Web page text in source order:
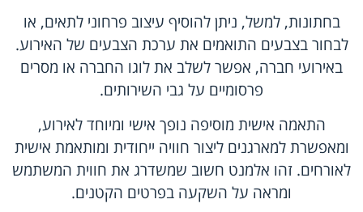
בחתונות, למשל, ניתן להוסיף עיצוב פרחוני לתאים, או
לבחור בצבעים התואמים את ערכת הצבעים של האירוע.
באירועי חברה, אפשר לשלב את לוגו החברה או מסרים
פרסומיים על גבי השירותים.
התאמה אישית מוסיפה נופך אישי ומיוחד לאירוע,
ומאפשרת למארגנים ליצור חוויה ייחודית ומותאמת אישית
לאורחים. זהו אלמנט חשוב שמשדרג את חווית המשתמש
ומראה על השקעה בפרטים הקטנים.